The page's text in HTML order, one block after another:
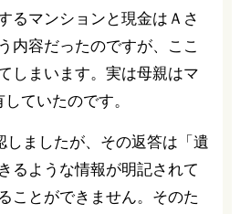
るマンションと現金はＡさ
内容だったのですが、ここ
しまいます。実は母親はマ
ていたのです。
しましたが、その返答は「遺
るような情報が明記されて
ことができません。そのた